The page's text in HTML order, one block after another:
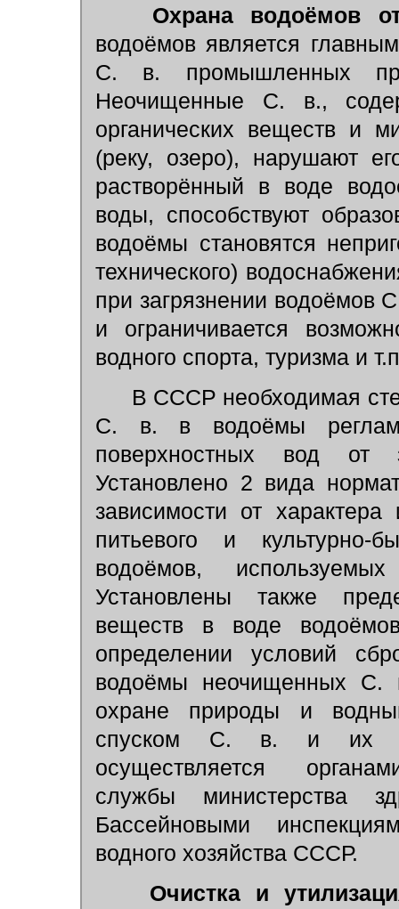
Охрана водоёмов
водоёмов является
С. в. промышленных
Неочищенные С. в.,
органических веществ и
(реку, озеро), нарушают
растворённый в воде
воды, способствуют
водоёмы становятся
технического)
при загрязнении водоёмов
и ограничивается
водного спорта, туризма и
В СССР необходимая
С. в. в водоёмы
поверхностных вод от
Установлено 2 вида
зависимости от
питьевого и культурно-
водоёмов,
Установлены также
веществ в воде
определении условий
водоёмы неочищенных
охране природы и
спуском С. в. и их
осуществляется
службы министерства
Бассейновыми
водного хозяйства СССР.
Очистка и